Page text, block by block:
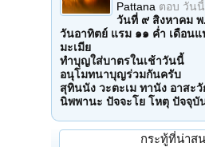
Pattana ตอบ วันนี้
วันที่ ๙ สิงหาคม
วันอาทิตย์ แรม ๑๑ ค่ำ เดือน
มะเมีย
ทำบุญใส่บาตรในเช้าวันนี้
อนุโมทนาบุญร่วมกันครับ
สุทินนัง วะตะเม ทานัง อาสะ
นิพพานะ ปัจจะโย โหตุ ปัจจุบั
กระทู้ที่น่าส